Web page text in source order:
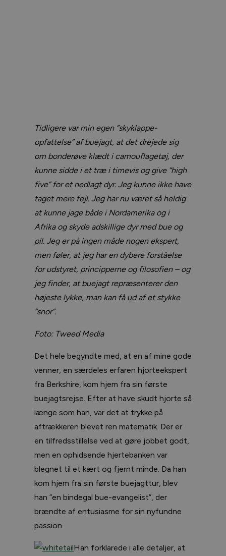
Tidligere var min egen ”skyklappe-
opfattelse” af buejagt, at det drejede sig
om bonderøve klædt i camouflagetøj, der
kunne sidde i et træ i timevis og give ”high
five” for et nedlagt dyr. Jeg kunne ikke have
taget mere fejl. Jeg har nu været så heldig
at kunne jage både i Nordamerika og i
Afrika og skyde adskillige dyr med bue og
pil. Jeg er på ingen måde nogen ekspert,
men føler, at jeg har en dybere forståelse
for udstyret, principperne og filosofien – og
jeg finder, at buejagt repræsenterer den
højeste lykke, man kan få ud af et stykke
”snor”.
Foto: Tweed Media
Det hele begyndte med, at en af mine gode
venner, en særdeles erfaren hjorteekspert
fra Berkshire, kom hjem fra sin første
buejagtsrejse. Efter at have skudt hjorte så
længe som han, var det at trykke på
aftrækkeren blevet ren matematik. Der er
en tilfredsstillelse ved at gøre jobbet godt,
men en ophidsende hjertebanken var
blegnet til et kært og fjernt minde. Da han
kom hjem fra sin første buejagttur, blev
han ”en bindegal bue-evangelist”, der
brændte af entusiasme for sin nyfundne
passion.
Han forklarede i alle detaljer, at